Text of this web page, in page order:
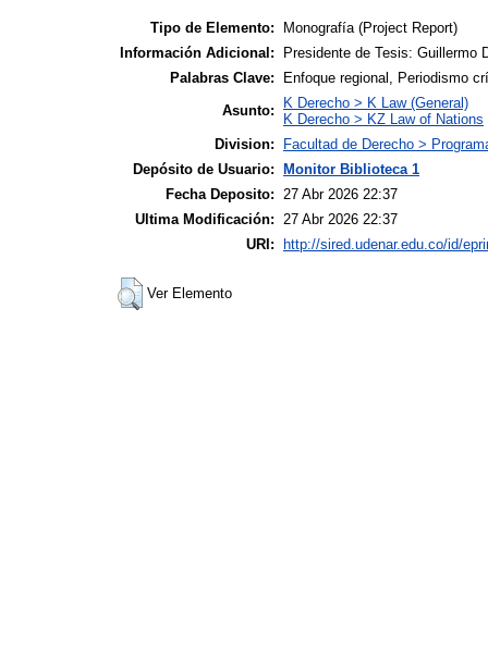
Tipo de Elemento:
Monografía (Project Report)
Información Adicional:
Presidente de Tesis: Guillermo
Palabras Clave:
Enfoque regional, Periodismo
Asunto:
K Derecho > K Law (General)
K Derecho > KZ Law of Nations
Division:
Facultad de Derecho >
Depósito de Usuario: Monitor Biblioteca 1
Fecha Deposito:
27 Abr 2026 22:37
Ultima Modificación:
27 Abr 2026 22:37
URI: http://sired.udenar.edu.co/id/
Ver Elemento